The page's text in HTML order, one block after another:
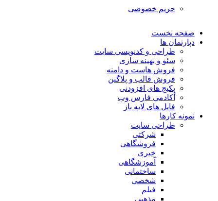
حریم خصوصی
صفحه نخست
دپارتمان ها
طراحی و کدنویسی سایت
سئو و بهینه سازی
فروش هاست و دامنه
فروش قالب و پلاگین
پکیج های افزودنی
آکادمی فارس وب
فایل های لایه باز
نمونه کارها
طراحی سایت
شرکتی
فروشگاهی
خبری
آموزشگاهی
ساختمانی
شخصی
فیلم
مذهبی